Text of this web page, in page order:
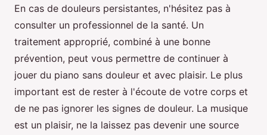
En cas de douleurs persistantes, n'hésitez pas à
consulter un professionnel de la santé. Un
traitement approprié, combiné à une bonne
prévention, peut vous permettre de continuer à
jouer du piano sans douleur et avec plaisir. Le plus
important est de rester à l'écoute de votre corps et
de ne pas ignorer les signes de douleur. La musique
est un plaisir, ne la laissez pas devenir une source